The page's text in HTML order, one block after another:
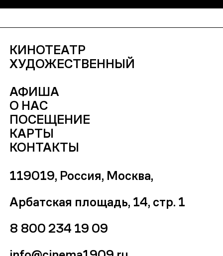
КИНОТЕАТР
ХУДОЖЕСТВЕННЫЙ
АФИША
О НАС
ПОСЕЩЕНИЕ
КАРТЫ
КОНТАКТЫ
119019, Россия, Москва,
Арбатская площадь, 14, стр. 1
8 800 234 19 09